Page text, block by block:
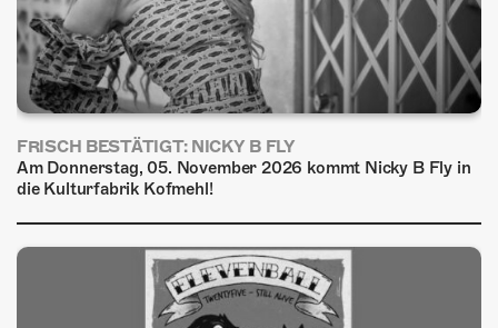
FRISCH BESTÄTIGT: NICKY B FLY
Am Donnerstag, 05. November 2026 kommt Nicky B Fly in
die Kulturfabrik Kofmehl!